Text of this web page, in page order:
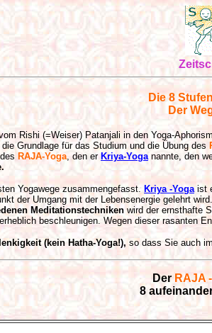
Die 8
Der
Rishi (=Weiser) Patanjali in den Yoga-
Grundlage für das Studium und die Übung des
RAJA-Yoga, den er Kriya-Yoganannte, den
Yogawege zusammengefasst. Kriya -Yogaist
der Umgang mit der Lebensenergie gelehrt
Meditationstechniken wird der ernsthafte
beschleunigen. Wegen dieser rasanten
(kein Hatha-Yoga!), so dass Sie auch
Der RAJA
8